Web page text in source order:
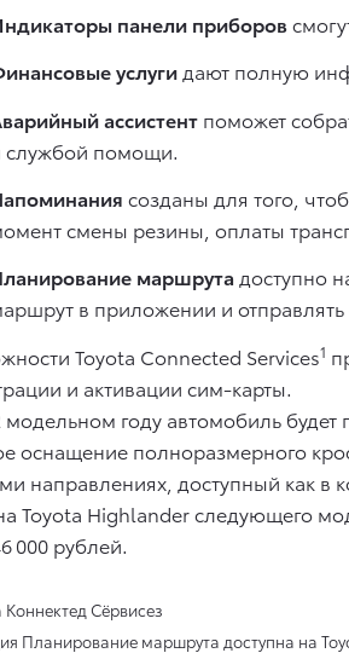
панели приборов
услуги дают полную
ассистент поможет
службой помощи.
созданы для того,
смены резины, оплаты
маршрута доступно
в приложении и
Toyota Connected Services1
и активации сим-карты.
модельном году автомобиль
оснащение полноразмерного
направлениях, доступный как в
Toyota Highlander следующего
000 рублей.
Коннектед Сёрвисез
Планирование маршрута доступна на